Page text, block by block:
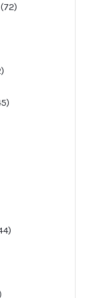
72
produkter
produkter
produkter
produkter